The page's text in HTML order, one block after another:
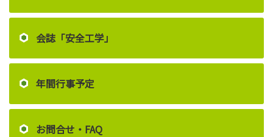
会誌「安全工学」
年間行事予定
お問合せ・FAQ